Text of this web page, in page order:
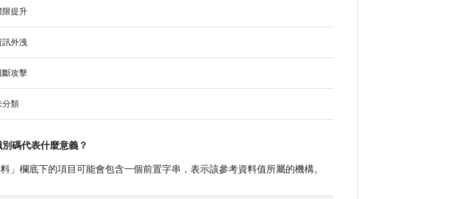
限提升
訊外洩
斷攻擊
分類
碼代表什麼意義？
」 欄底下的項目可能會包含一個前置字串，表示該參考資料值所屬的機構。